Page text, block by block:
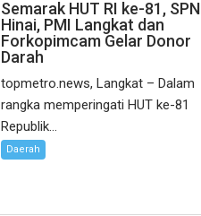
Semarak HUT RI ke-81, SPN
Hinai, PMI Langkat dan
Forkopimcam Gelar Donor
Darah
topmetro.news, Langkat – Dalam
rangka memperingati HUT ke-81
Republik...
Daerah